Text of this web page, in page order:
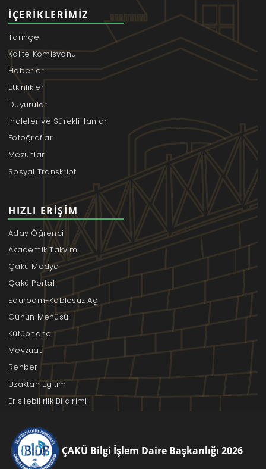
İÇERIKLERIMIZ
Tarihçe
Kalite Komisyonu
Haberler
Etkinlikler
Duyurular
İhaleler ve Sürekli İlanlar
Fotoğraflar
Mezunlar
Sosyal Transkript
HIZLI ERIŞIM
Aday Öğrenci
Akademik Takvim
Çakü Medya
Çakü Portal
Eduroam-Kablosuz Ağ
Günün Menüsü
Kütüphane
Mevzuat
Rehber
Uzaktan Eğitim
Erişilebilirlik Bildirimi
ÇAKÜ Bilgi İşlem Daire Başkanlığı 2026